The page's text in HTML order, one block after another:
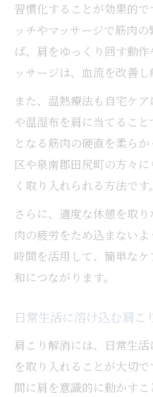
習慣化することが効果的
ッチやマッサージで筋肉
ば、肩をゆっくり回す動
ッサージは、血流を改善し
また、温熱療法も自宅ケ
や温湿布を肩に当てるこ
となる筋肉の硬直を柔ら
区や泉南郡田尻町の方々
く取り入れられる方法です。
さらに、適度な休憩を取
肉の疲労をため込まない
時間を活用して、簡単な
和につながります。
日常生活に溶け込む肩こ
肩こり解消には、日常生
を取り入れることが大切
間に肩を意識的に動かす